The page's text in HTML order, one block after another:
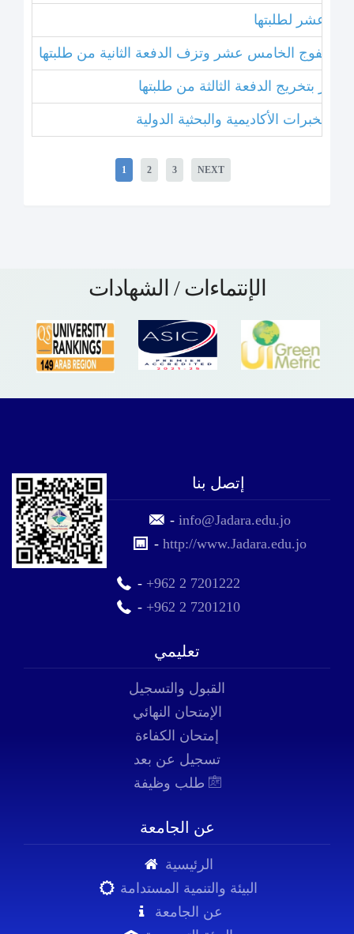
عشر لطلبتها
الفوج الخامس عشر وتزف الدفعة الثانية من طلبتها
بتخريج الدفعة الثالثة من طلبتها
1 2 3 NEXT
الإنتماءات / الشهادات
إتصل بنا
-info@Jadara.edu.jo
-http://www.Jadara.edu.jo
- +962 2 7201222
- +962 2 7201210
تعليمي
القبول والتسجيل
الإمتحان النهائي
إمتحان الكفاءة
تسجيل عن بعد
عن الجامعة
الرئيسية
البيئة والتنمية المستدامة
عن الجامعة